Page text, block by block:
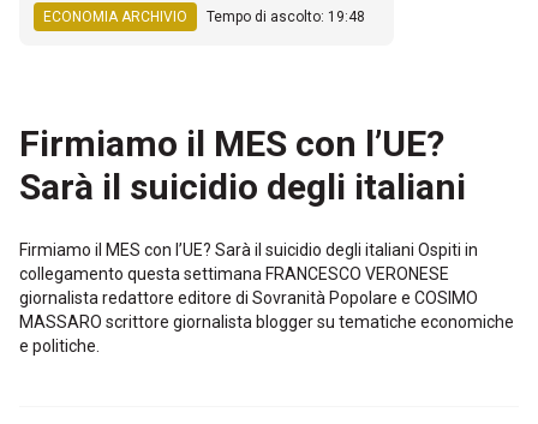
ECONOMIA ARCHIVIO Tempo di ascolto: 19:48
Firmiamo il MES con l’UE?
Sarà il suicidio degli italiani
Firmiamo il MES con l’UE? Sarà il suicidio degli italiani Ospiti in
collegamento questa settimana FRANCESCO VERONESE
giornalista redattore editore di Sovranità Popolare e COSIMO
MASSARO scrittore giornalista blogger su tematiche economiche
e politiche.